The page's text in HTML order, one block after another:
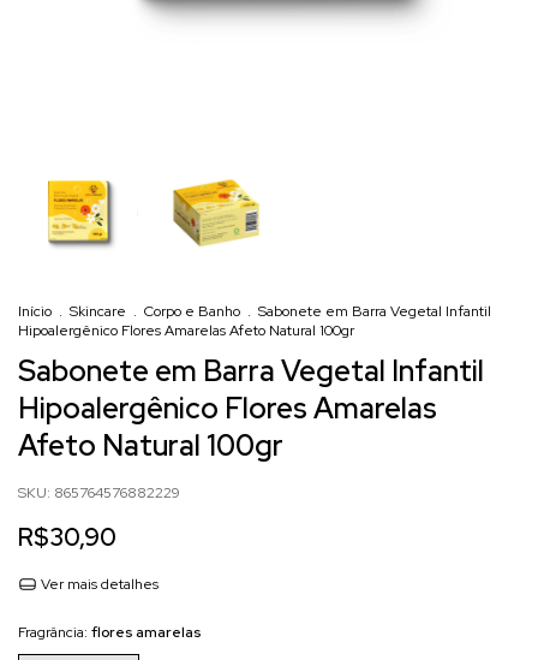
Início . Skincare . Corpo e Banho . Sabonete em Barra Vegetal Infantil
Hipoalergênico Flores Amarelas Afeto Natural 100gr
Sabonete em Barra Vegetal Infantil
Hipoalergênico Flores Amarelas
Afeto Natural 100gr
SKU: 865764576882229
R$30,90
Ver mais detalhes
Fragrância: flores amarelas